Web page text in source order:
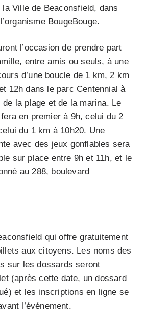
Ville de Beaconsfield, dans
BougeBouge.
l’occasion de prendre part
entre amis ou seuls, à une
d’une boucle de 1 km, 2 km
12h dans le parc Centennial à
de la plage et de la marina. Le
en premier à 9h, celui du 2
du 1 km à 10h20. Une
avec des jeux gonflables sera
sur place entre 9h et 11h, et le
au 288, boulevard
qui offre gratuitement
aux citoyens. Les noms des
sur les dossards seront
(après cette date, un dossard
et les inscriptions en ligne se
l’événement.